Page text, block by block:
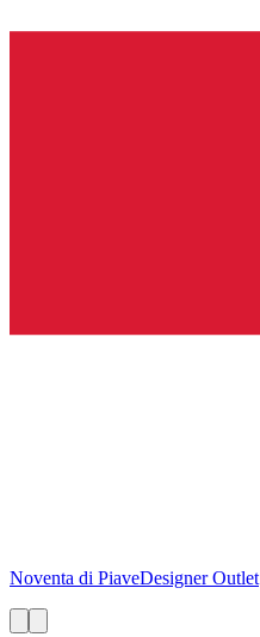
Noventa di PiaveDesigner Outlet